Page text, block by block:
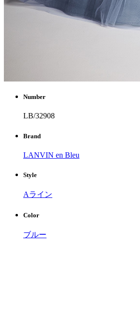
Number
LB/32908
Brand
LANVIN en Bleu
Style
Aライン
Color
ブルー